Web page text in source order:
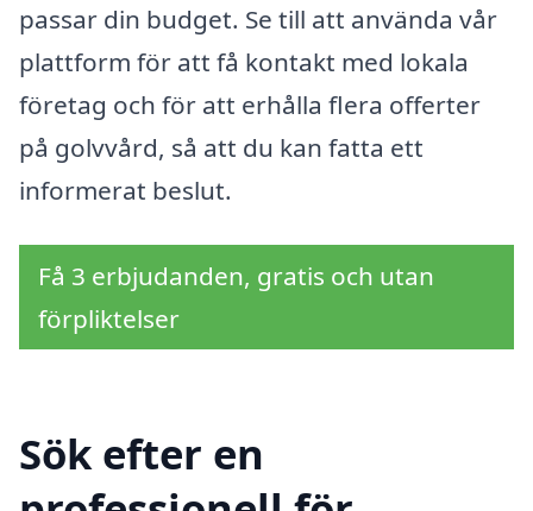
passar din budget. Se till att använda vår
plattform för att få kontakt med lokala
företag och för att erhålla flera offerter
på golvvård, så att du kan fatta ett
informerat beslut.
Få 3 erbjudanden, gratis och utan
förpliktelser
Sök efter en